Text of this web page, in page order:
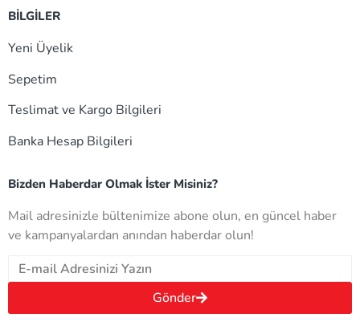
BİLGİLER
Yeni Üyelik
Sepetim
Teslimat ve Kargo Bilgileri
Banka Hesap Bilgileri
Bizden Haberdar Olmak İster Misiniz?
Mail adresinizle bültenimize abone olun, en güncel haber
ve kampanyalardan anından haberdar olun!
Gönder